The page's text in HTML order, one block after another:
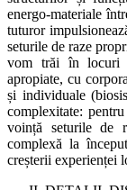
energo-materiale
tuturor
seturile de raze
vom trăi în locuri
apropiate, cu
și individuale
complexitate:
voință seturile de
complexă la
creșterii experienței